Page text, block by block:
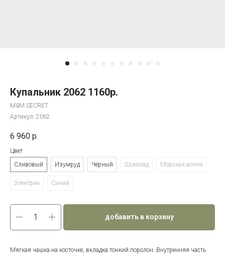
Купальник 2062 1160р.
M&M SECRET
Артикул: 2062
6 960 р.
Цвет
Сливовый
Изумруд Чёрный Шоколад Морская волна
Электрик Синий
добавить в корзину
Мягкая чашка на косточке, вкладка тонкий поролон. Внутренняя часть